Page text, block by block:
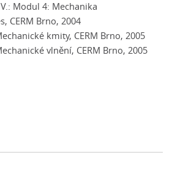
Modul 4: Mechanika
CERM Brno, 2004
kmity, CERM Brno, 2005
vlnění, CERM Brno, 2005